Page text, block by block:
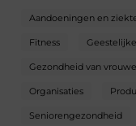
Aandoeningen en
Fitness
Gezondheid van
Organisaties
Seniorengezondheid